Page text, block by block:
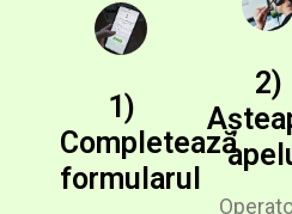
1)
Completează
formularul
2)